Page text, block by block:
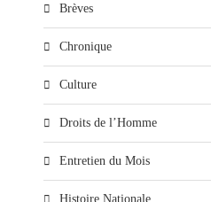
Brèves
Chronique
Culture
Droits de l’Homme
Entretien du Mois
Histoire Nationale